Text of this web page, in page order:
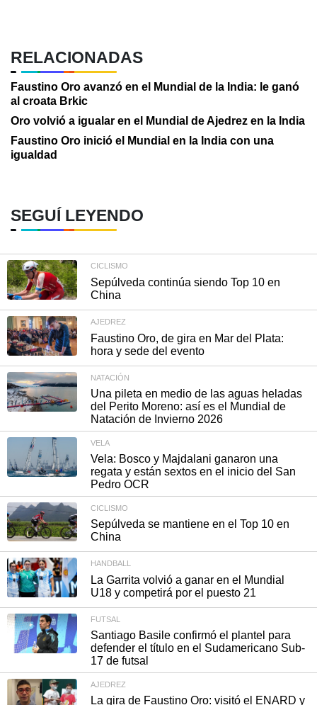
RELACIONADAS
Faustino Oro avanzó en el Mundial de la India: le ganó
al croata Brkic
Oro volvió a igualar en el Mundial de Ajedrez en la India
Faustino Oro inició el Mundial en la India con una
igualdad
SEGUÍ LEYENDO
CICLISMO
Sepúlveda continúa siendo Top 10 en
China
AJEDREZ
Faustino Oro, de gira en Mar del Plata:
hora y sede del evento
NATACIÓN
Una pileta en medio de las aguas heladas
del Perito Moreno: así es el Mundial de
Natación de Invierno 2026
VELA
Vela: Bosco y Majdalani ganaron una
regata y están sextos en el inicio del San
Pedro OCR
CICLISMO
Sepúlveda se mantiene en el Top 10 en
China
HANDBALL
La Garrita volvió a ganar en el Mundial
U18 y competirá por el puesto 21
FUTSAL
Santiago Basile confirmó el plantel para
defender el título en el Sudamericano Sub-
17 de futsal
AJEDREZ
La gira de Faustino Oro: visitó el ENARD y